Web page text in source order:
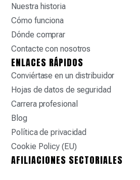
Nuestra historia
Cómo funciona
Dónde comprar
Contacte con nosotros
ENLACES RÁPIDOS
Conviértase en un distribuidor
Hojas de datos de seguridad
Carrera profesional
Blog
Política de privacidad
Cookie Policy (EU)
AFILIACIONES SECTORIALES